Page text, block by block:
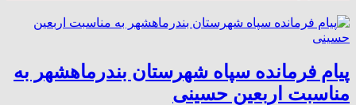
پیام فرمانده سپاه شهرستان بندرماهشهر به
مناسبت اربعین حسینی